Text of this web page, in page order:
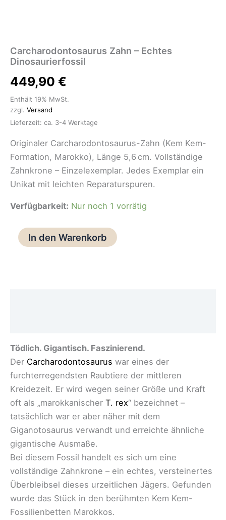
Carcharodontosaurus Zahn – Echtes
Dinosaurierfossil
449,90 €
Enthält 19% MwSt.
zzgl. Versand
Lieferzeit: ca. 3-4 Werktage
Originaler Carcharodontosaurus-Zahn (Kem Kem-
Formation, Marokko), Länge 5,6 cm. Vollständige
Zahnkrone – Einzelexemplar. Jedes Exemplar ein
Unikat mit leichten Reparaturspuren.
Verfügbarkeit: Nur noch 1 vorrätig
In den Warenkorb
Tödlich. Gigantisch. Faszinierend.
Der Carcharodontosaurus war eines der
furchterregendsten Raubtiere der mittleren
Kreidezeit. Er wird wegen seiner Größe und Kraft
oft als „marokkanischer T. rex“ bezeichnet –
tatsächlich war er aber näher mit dem
Giganotosaurus verwandt und erreichte ähnliche
gigantische Ausmaße.
Bei diesem Fossil handelt es sich um eine
vollständige Zahnkrone – ein echtes, versteinertes
Überbleibsel dieses urzeitlichen Jägers. Gefunden
wurde das Stück in den berühmten Kem Kem-
Fossilienbetten Marokkos.